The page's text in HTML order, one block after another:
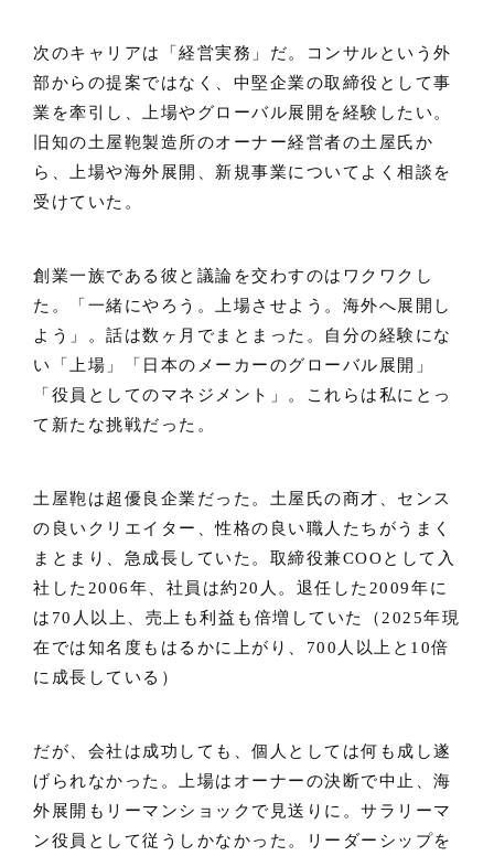
次のキャリアは「経営実務」だ。コンサルという外
部からの提案ではなく、中堅企業の取締役として事
業を牽引し、上場やグローバル展開を経験したい。
旧知の土屋鞄製造所のオーナー経営者の土屋氏か
ら、上場や海外展開、新規事業についてよく相談を
受けていた。
創業一族である彼と議論を交わすのはワクワクし
た。「一緒にやろう。上場させよう。海外へ展開し
よう」。話は数ヶ月でまとまった。自分の経験にな
い「上場」「日本のメーカーのグローバル展開」
「役員としてのマネジメント」。これらは私にとっ
て新たな挑戦だった。
土屋鞄は超優良企業だった。土屋氏の商才、センス
の良いクリエイター、性格の良い職人たちがうまく
まとまり、急成長していた。取締役兼COOとして入
社した2006年、社員は約20人。退任した2009年に
は70人以上、売上も利益も倍増していた（2025年現
在では知名度もはるかに上がり、700人以上と10倍
に成長している）
だが、会社は成功しても、個人としては何も成し遂
げられなかった。上場はオーナーの決断で中止、海
外展開もリーマンショックで見送りに。サラリーマ
ン役員として従うしかなかった。リーダーシップを